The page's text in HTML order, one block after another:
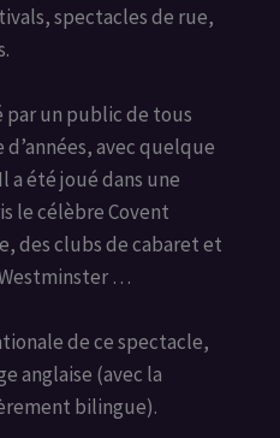
spectacles de rue,
par un public de tous
avec quelque
a été joué dans une
le célèbre Covent
des clubs de cabaret et
Westminster …
de ce spectacle,
anglaise (avec la
bilingue).